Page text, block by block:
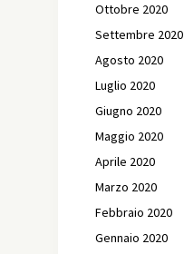
Ottobre 2020
Settembre 2020
Agosto 2020
Luglio 2020
Giugno 2020
Maggio 2020
Aprile 2020
Marzo 2020
Febbraio 2020
Gennaio 2020